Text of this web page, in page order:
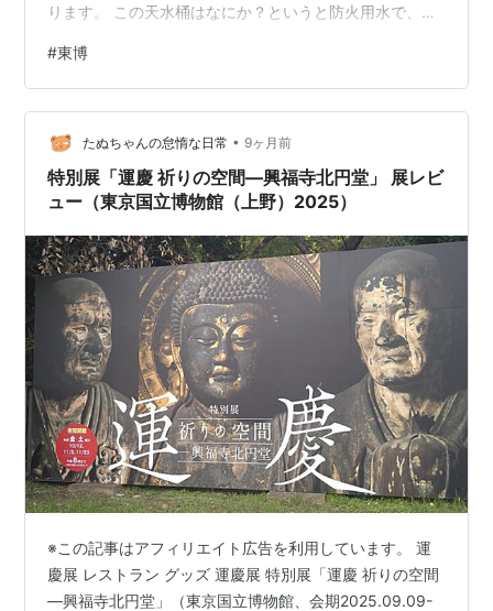
ります。 この天水桶はなにか？というと防火用水で、歌
り前のようにでてくるのですが、江戸および東京は間の
悪いことに暖房を必要とする晩秋から春のはじめにかけ
て北西の風が強く吹くことがあって、つまるところ火事
が怖いので、その対策としてあちこち置かれていまし
た。 さて関東大震災の時には浅草寺は仲見世は焼けたも
のの伝法院と本堂は残りました。避難民と近くの職人…
#東博
たぬちゃんの怠惰な日常 • 9ヶ月前
特別展「運慶 祈りの空間―興福寺北円堂」 展レビ
ュー（東京国立博物館（上野）2025）
※この記事はアフィリエイト広告を利用しています。 運
慶展 レストラン グッズ 運慶展 特別展「運慶 祈りの空間
―興福寺北円堂」（東京国立博物館、会期2025.09.09-